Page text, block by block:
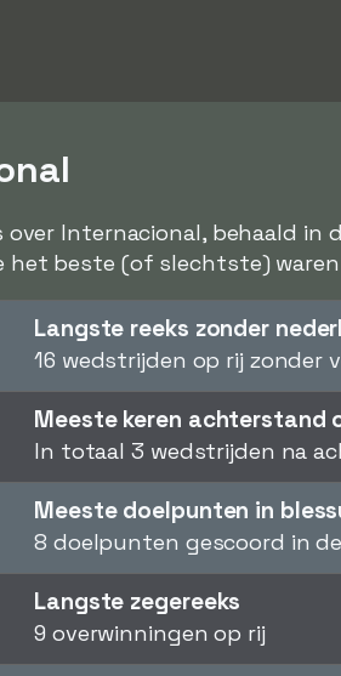
over Internacional, behaald
het beste (of slechtste)
Langste reeks zonder
16 wedstrijden op rij zonder
Meeste keren achterstand
In totaal 3 wedstrijden na
Meeste doelpunten in
8 doelpunten gescoord in
Langste zegereeks
9 overwinningen op rij